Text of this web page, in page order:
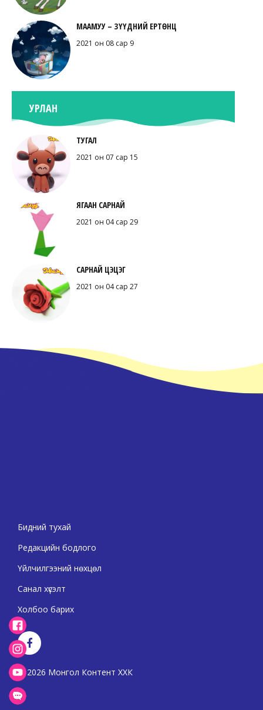
МААМУУ – ЗҮҮДНИЙ ЕРТӨНЦ
2021 он 08 сар 9
УРЛАН
ТУГАЛ
2021 он 07 сар 15
ЯГААН САРНАЙ
2021 он 04 сар 29
САРНАЙ ЦЭЦЭГ
2021 он 04 сар 27
Бидний тухай
Редакцийн бодлого
Үйлчилгээний нөхцөл
Санал хүсэлт
Холбоо барих
2026 Монгол Контент ХХК